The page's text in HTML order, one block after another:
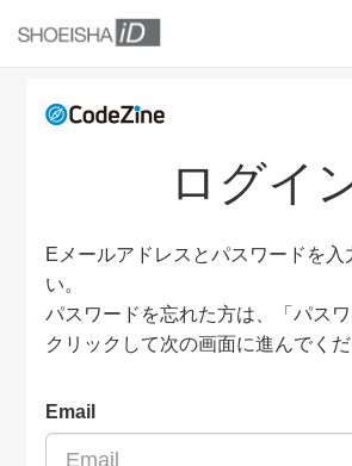
ログイ
Eメールアドレスとパスワードを入
い。
パスワードを忘れた方は、「パス
クリックして次の画面に進んでくだ
Email